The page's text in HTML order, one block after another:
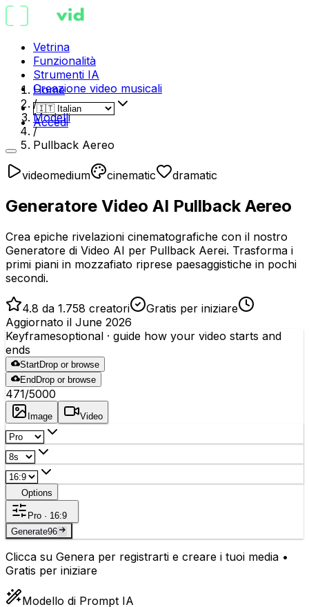
Vetrina
Funzionalità
Strumenti IA
Creazione video musicali
Accedi
Home
/
Modelli
/
Pullback Aereo
videomedium cinematic dramatic
Generatore Video AI Pullback Aereo
Crea epiche rivelazioni cinematografiche con il nostro
Generatore di Video AI per Pullback Aerei. Trasforma i
primi piani in mozzafiato riprese paesaggistiche in pochi
secondi.
4.8 da 1.758 creatori
Gratis per iniziare
Aggiornato il June 2026
Keyframesoptional · guide how your video starts and
ends
StartDrop or browse
End Drop or browse
471/5000
Image Video
Options
Pro · 16:9
Generate96
Clicca su Genera per registrarti e creare i tuoi media •
Gratis per iniziare
Modello di Prompt IA